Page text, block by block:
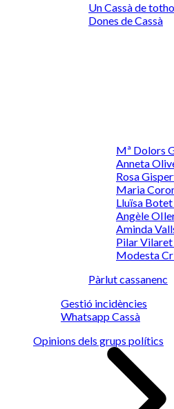
Un Cassà de
Dones de Cassà
Mª Dolors
Anneta
Rosa
Maria
Lluïsa
Angèle
Aminda
Pilar Vilaret
Modesta
Pàrlut cassanenc
Gestió incidències
Whatsapp Cassà
Opinions dels grups polítics